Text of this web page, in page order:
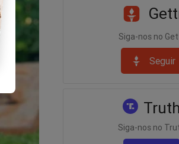
a
por
de
a
Siga-nos no
Seguir
Truth
Siga-nos no